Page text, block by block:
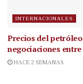
INTERNACIONALES
Precios del
negociaciones
HACE 2 SEMANAS